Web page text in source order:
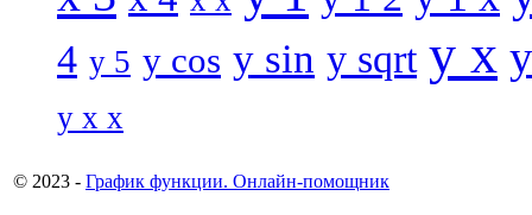
4 y 5 y cos y sin y sqrt y x
y x x
© 2023 - График функции. Онлайн-помощник